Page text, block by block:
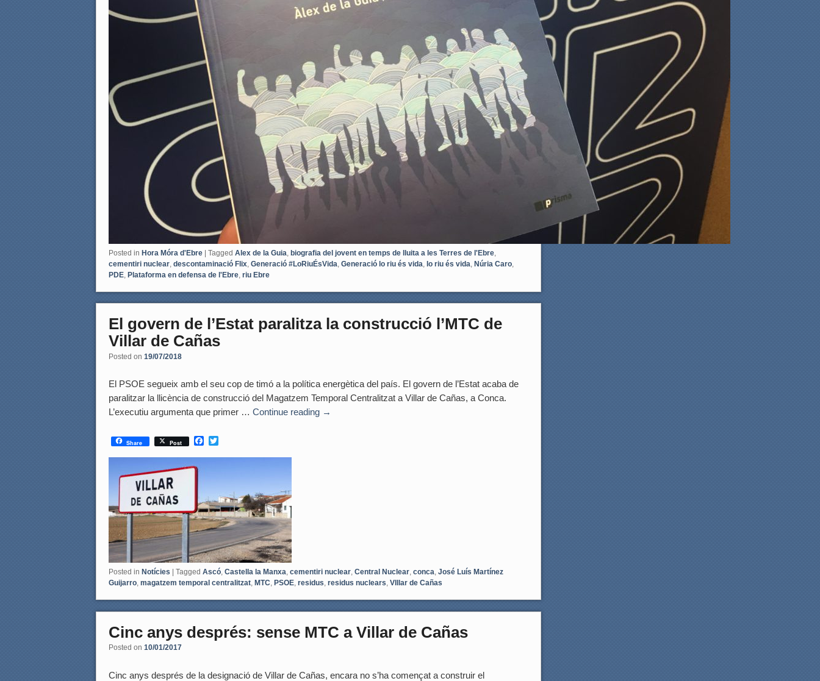
Posted in Hora Móra d'Ebre | Tagged Alex de la Guia biografia del jovent en temps de lluita a les Terres de l'Ebre
cementiri nuclear descontaminació Flix Generació #LoRiuÉsVida Generació lo riu és vida lo riu és vida Núria Caro
PDE Plataforma en defensa de l'Ebre riu Ebre
El govern de l’Estat paralitza la construcció l’MTC de
Villar de Cañas
Posted on 19/07/2018
El PSOE segueix amb el seu cop de timó a la política energètica del país. El govern de l’Estat acaba de
paralitzar la llicència de construcció del Magatzem Temporal Centralitzat a Villar de Cañas, a Conca.
L’executiu argumenta que primer … Continue reading →
Share Post
F
c
o
k
i
r
Posted in Notícies Tagged Ascó, Castella la Manxa, cementiri nuclear, Central Nuclear, conca, José Luís Martínez
Guijarro, magatzem temporal centralitzat, MTC, PSOE, residus, residus nuclears, VIllar de Cañas
Cinc anys després: sense MTC a Villar de Cañas
Posted on 10/01/2017
Cinc anys després de la designació de Villar de Cañas, encara no s’ha començat a construir el